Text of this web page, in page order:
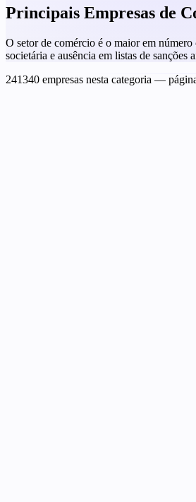
Principais Empresas de
O setor de comércio é o maior em
societária e ausência em listas de
241340 empresas nesta categoria —